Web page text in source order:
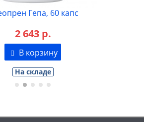
Кардио, 60 капс
2 669 р.
В корзину
На складе